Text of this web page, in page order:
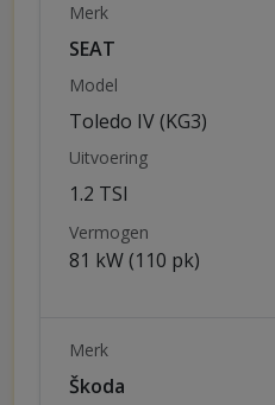
Merk
SEAT
Model
Toledo IV (KG3)
Uitvoering
1.2 TSI
Vermogen
81 kW (110 pk)
Merk
Škoda